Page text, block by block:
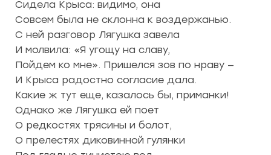
Сидела Крыса: видимо, она
Совсем была не склонна к воздержанью.
С ней разговор Лягушка завела
И молвила: «Я угощу на славу,
Пойдем ко мне». Пришелся зов по нраву —
И Крыса радостно согласие дала.
Какие ж тут еще, казалось бы, приманки!
Однако же Лягушка ей поет
О редкостях трясины и болот,
О прелестях диковинной гулянки